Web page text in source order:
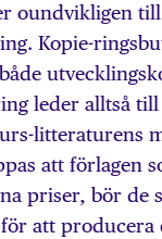
oundvikligen
Kopie-
leder alltså
litteraturens
att förlagen
priser, bör de
att